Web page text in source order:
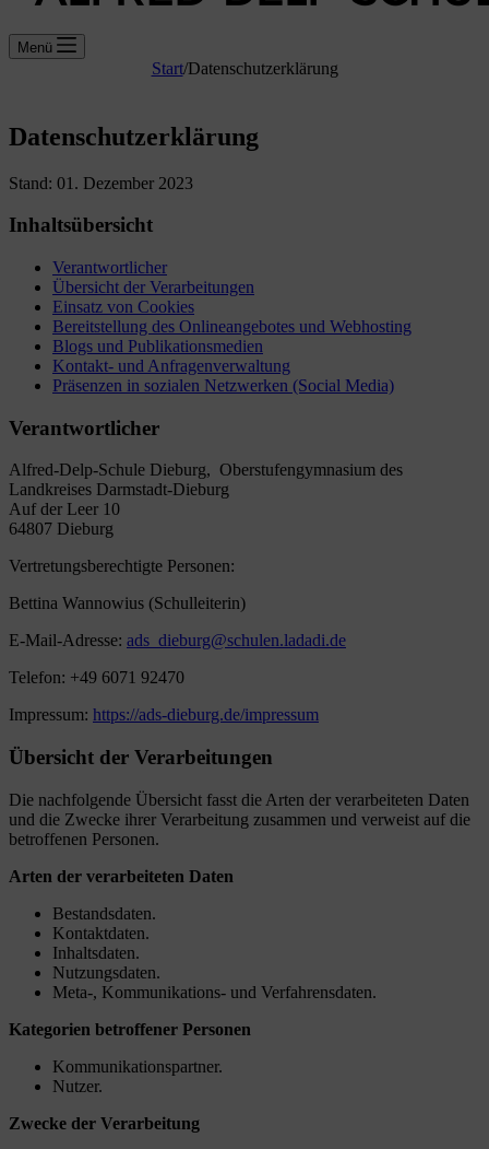
Menü
Start/Datenschutzerklärung
Datenschutzerklärung
Stand: 01. Dezember 2023
Inhaltsübersicht
Verantwortlicher
Übersicht der Verarbeitungen
Einsatz von Cookies
Bereitstellung des Onlineangebotes und Webhosting
Blogs und Publikationsmedien
Kontakt- und Anfragenverwaltung
Präsenzen in sozialen Netzwerken (Social Media)
Verantwortlicher
Alfred-Delp-Schule Dieburg, Oberstufengymnasium des
Landkreises Darmstadt-Dieburg
Auf der Leer 10
64807 Dieburg
Vertretungsberechtigte Personen:
Bettina Wannowius (Schulleiterin)
E-Mail-Adresse: ads_dieburg@schulen.ladadi.de
Telefon: +49 6071 92470
Impressum: https://ads-dieburg.de/impressum
Übersicht der Verarbeitungen
Die nachfolgende Übersicht fasst die Arten der verarbeiteten Daten
und die Zwecke ihrer Verarbeitung zusammen und verweist auf die
betroffenen Personen.
Arten der verarbeiteten Daten
Bestandsdaten.
Kontaktdaten.
Inhaltsdaten.
Nutzungsdaten.
Meta-, Kommunikations- und Verfahrensdaten.
Kategorien betroffener Personen
Kommunikationspartner.
Nutzer.
Zwecke der Verarbeitung